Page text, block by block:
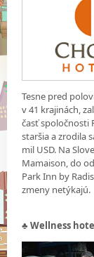
Tesne pred
v 41 krajinách,
časť spoločnosti
staršia a zrodila
mil USD. Na
Mamaison, do
Park Inn by
zmeny netýkajú.
♣ Wellness